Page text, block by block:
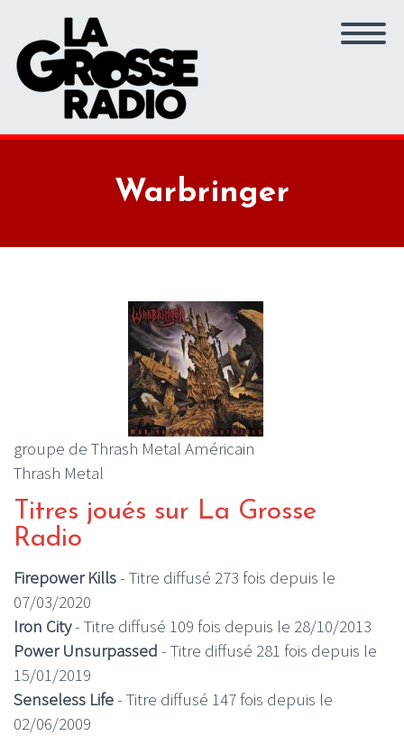
Warbringer
groupe de Thrash Metal Américain
Thrash Metal
Titres joués sur La Grosse
Radio
Firepower Kills- Titre diffusé 273 fois depuis le
07/03/2020
Iron City- Titre diffusé 109 fois depuis le 28/10/2013
Power Unsurpassed - Titre diffusé 281 fois depuis le
15/01/2019
Senseless Life- Titre diffusé 147 fois depuis le
02/06/2009